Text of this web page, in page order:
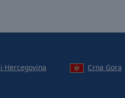
Hercegovina
Crna Gora